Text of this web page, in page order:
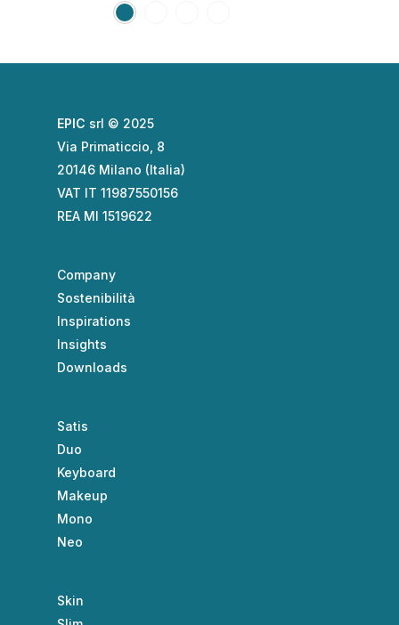
EPIC srl © 2025
Via Primaticcio, 8
20146 Milano (Italia)
VAT IT 11987550156
REA MI 1519622
Company
Sostenibilità
Inspirations
Insights
Downloads
Satis
Duo
Keyboard
Makeup
Mono
Neo
Skin